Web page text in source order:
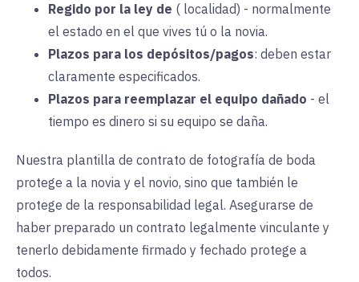
Regido por la ley de ( localidad) - normalmente
el estado en el que vives tú o la novia.
Plazos para los depósitos/pagos: deben estar
claramente especificados.
Plazos para reemplazar el equipo dañado - el
tiempo es dinero si su equipo se daña.
Nuestra plantilla de contrato de fotografía de boda
protege a la novia y el novio, sino que también le
protege de la responsabilidad legal. Asegurarse de
haber preparado un contrato legalmente vinculante y
tenerlo debidamente firmado y fechado protege a
todos.